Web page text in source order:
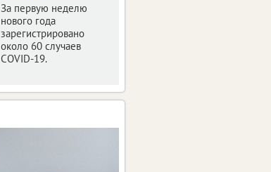
За первую неделю
нового года
зарегистрировано
около 60 случаев
COVID-19.